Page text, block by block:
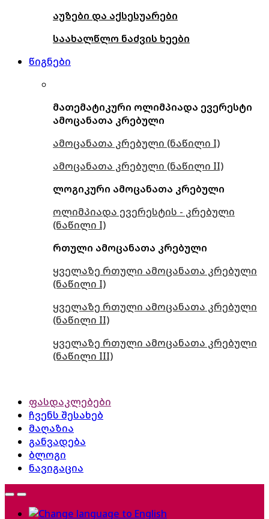
აუზები და აქსესუარები
საახალწლო ნაძვის ხეები
წიგნები
მათემატიკური ოლიმპიადა ევერესტი
ამოცანათა კრებული
ამოცანათა კრებული (ნაწილი I)
ამოცანათა კრებული (ნაწილი II)
ლოგიკური ამოცანათა კრებული
ოლიმპიადა ევერესტის - კრებული
(ნაწილი I)
რთული ამოცანათა კრებული
ყველაზე რთული ამოცანათა კრებული
(ნაწილი I)
ყველაზე რთული ამოცანათა კრებული
(ნაწილი II)
ყველაზე რთული ამოცანათა კრებული
(ნაწილი III)
ფასდაკლებები
ჩვენს შესახებ
მაღაზია
განვადება
ბლოგი
ნავიგაცია